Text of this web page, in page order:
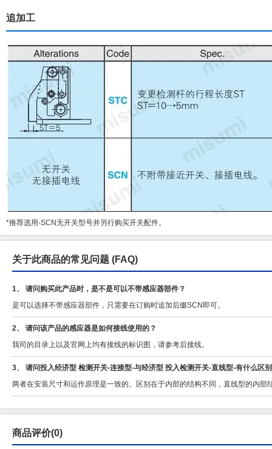
追加工
*推荐选用-SCN无开关型号并另行购买开关配件。
关于此商品的常见问题 (FAQ)
1、 请问购买此产品时，是不是可以不带感应器部件？
是可以选择不带感应器部件，只需要在订购时追加后缀SCN即可。
2、 请问该产品的感应器是如何接线使用的？
我司的目录上以及官网上均有接线的标识图，请参考后接线。
3、 请问投入经济型 检测开关-连接型-与经济型 投入检测开关-直线型-有什么区
两者在安装尺寸和运作原理是一致的。区别在于内部的结构不同，直线型的内
商品评价(0)